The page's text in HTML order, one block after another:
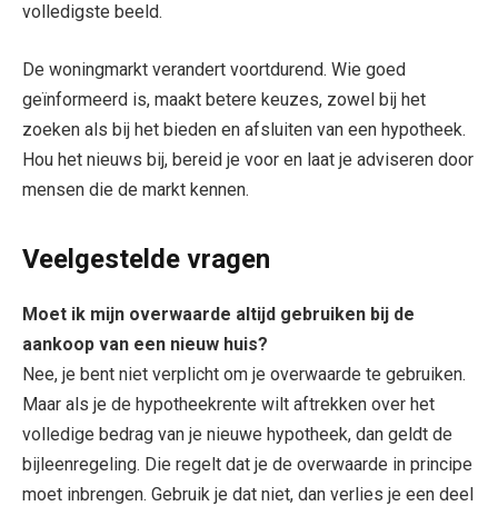
volledigste beeld.
De woningmarkt verandert voortdurend. Wie goed
geïnformeerd is, maakt betere keuzes, zowel bij het
zoeken als bij het bieden en afsluiten van een hypotheek.
Hou het nieuws bij, bereid je voor en laat je adviseren door
mensen die de markt kennen.
Veelgestelde vragen
Moet ik mijn overwaarde altijd gebruiken bij de
aankoop van een nieuw huis?
Nee, je bent niet verplicht om je overwaarde te gebruiken.
Maar als je de hypotheekrente wilt aftrekken over het
volledige bedrag van je nieuwe hypotheek, dan geldt de
bijleenregeling. Die regelt dat je de overwaarde in principe
moet inbrengen. Gebruik je dat niet, dan verlies je een deel